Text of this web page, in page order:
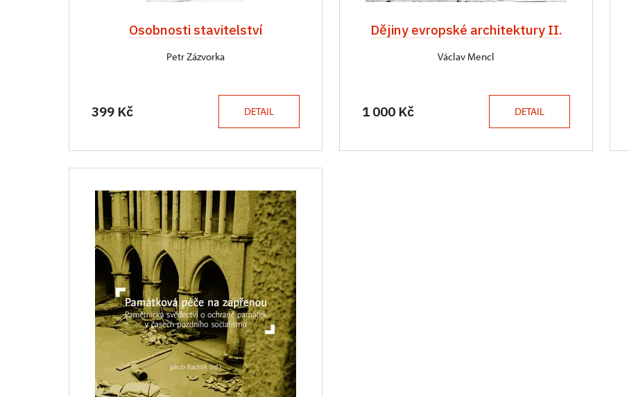
Osobnosti stavitelství
Petr Zázvorka
399 Kč DETAIL
Dějiny evropské architektury II.
Václav Mencl
1 000 Kč DETAIL